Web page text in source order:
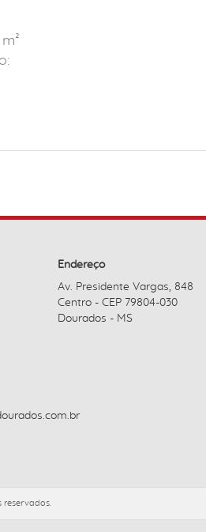
Endereço
Av. Presidente Vargas, 848
Centro - CEP 79804-030
Dourados - MS
reservados.